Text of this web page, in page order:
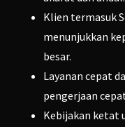
Klien termasuk
menunjukkan
besar.
Layanan cepat
pengerjaan
Kebijakan ketat